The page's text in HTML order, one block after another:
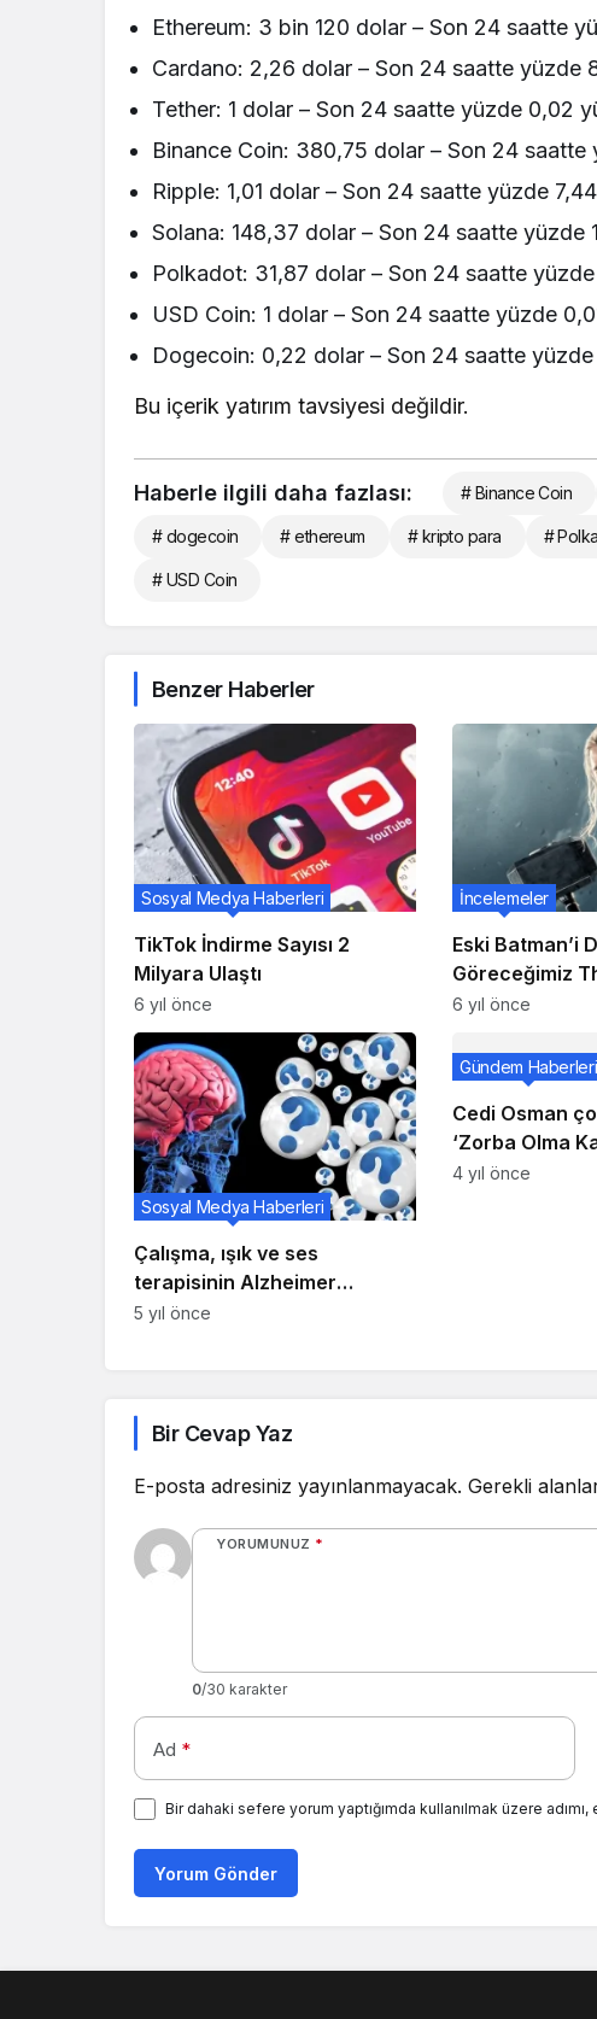
Ethereum: 3 bin 120 dolar – Son 24 saatte
Cardano: 2,26 dolar – Son 24 saatte yüzde
Tether: 1 dolar – Son 24 saatte yüzde 0,02
Binance Coin: 380,75 dolar – Son 24
Ripple: 1,01 dolar – Son 24 saatte yüzde
Solana: 148,37 dolar – Son 24 saatte yüzde
Polkadot: 31,87 dolar – Son 24 saatte
USD Coin: 1 dolar – Son 24 saatte yüzde
Dogecoin: 0,22 dolar – Son 24 saatte
Bu içerik yatırım tavsiyesi değildir.
Haberle ilgili daha fazlası: # Binance Coin
# dogecoin # ethereum # kripto para #
# USD Coin
Benzer Haberler
TikTok İndirme Sayısı 2
Milyara Ulaştı
Sosyal Medya Haberleri
6 yıl önce
Eski Batman’i
Göreceğimiz
Vizyon Tarihi,
İncelemeler
6 yıl önce
Çalışma, ışık ve ses
terapisinin Alzheimer
hastalığına karşı savaşmaya
Sosyal Medya Haberleri
5 yıl önce
Cedi Osman
‘Zorba Olma
Gündem Haberleri
4 yıl önce
Bir Cevap Yaz
E-posta adresiniz yayınlanmayacak. Gerekli
YORUMUNUZ *
0/30 karakter
Ad *
Bir dahaki sefere yorum yaptığımda kullanılmak üzere
Yorum Gönder